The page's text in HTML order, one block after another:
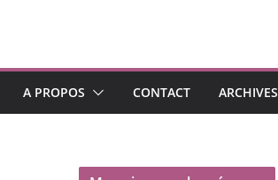
A PROPOS CONTACT ARCHIVES